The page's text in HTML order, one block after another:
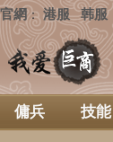
官網： 港服 韩服
傭兵 技能